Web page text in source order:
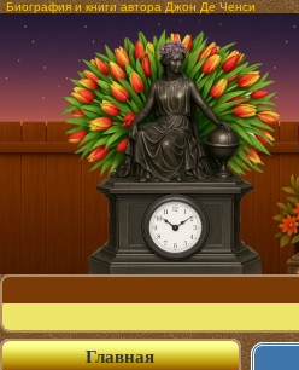
Биография и книги автора Джон Де Ченси
Главная